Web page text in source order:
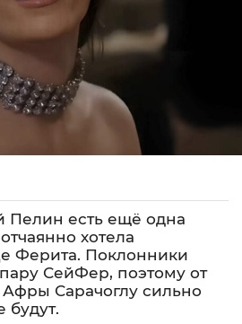
Пелин есть ещё одна
хотела
Ферита. Поклонники
СейФер, поэтому от
Сарачоглу сильно
будут.